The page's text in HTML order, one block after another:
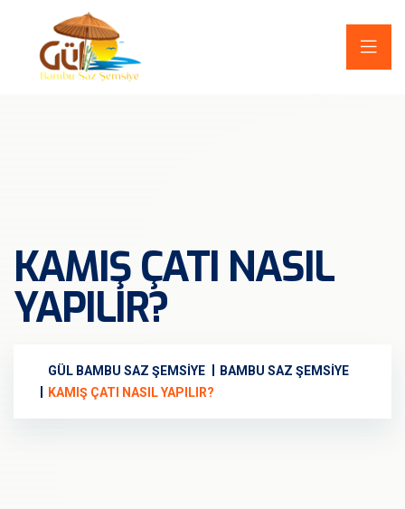
KAMIŞ ÇATI NASIL
YAPILIR?
GÜL BAMBU SAZ ŞEMSIYE
BAMBU SAZ ŞEMSIYE
KAMIŞ ÇATI NASIL YAPILIR?